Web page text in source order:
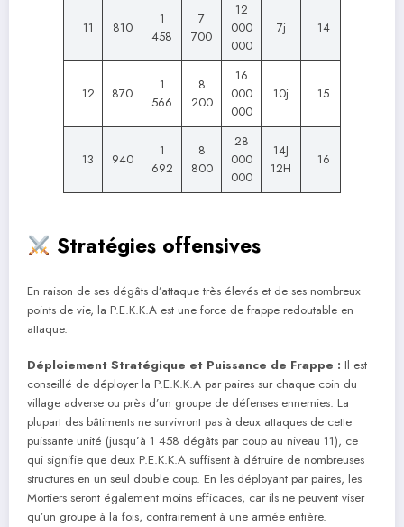
11 810
1
458
7
700
12
000
000
7j 14
12 870
1
566
8
200
16
000
000
10j 15
13 940
1
692
8
800
28
000
000
14J
12H
16
Stratégies offensives
En raison de ses dégâts d’attaque très élevés et de ses nombreux
points de vie, la P.E.K.K.A est une force de frappe redoutable en
attaque.
Déploiement Stratégique et Puissance de Frappe : Il est
conseillé de déployer la P.E.K.K.A par paires sur chaque coin du
village adverse ou près d’un groupe de défenses ennemies. La
plupart des bâtiments ne survivront pas à deux attaques de cette
puissante unité (jusqu’à 1 458 dégâts par coup au niveau 11), ce
qui signifie que deux P.E.K.K.A suffisent à détruire de nombreuses
structures en un seul double coup. En les déployant par paires, les
Mortiers seront également moins efficaces, car ils ne peuvent viser
qu’un groupe à la fois, contrairement à une armée entière.